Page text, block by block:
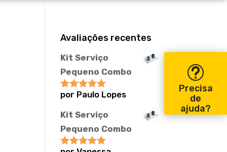
Avaliações recentes
Kit Serviço
Pequeno Combo
Avaliação5
por Paulo Lopes
Kit Serviço
Pequeno Combo
Precisa
de
ajuda?